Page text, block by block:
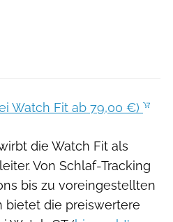
Watch Fit ab 79,00 €)
die Watch Fit als
Von Schlaf-Tracking
bis zu voreingestellten
bietet die preiswertere